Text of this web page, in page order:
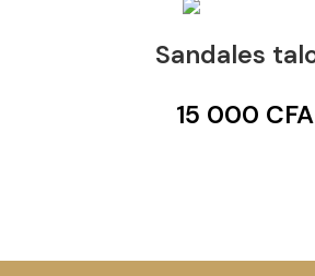
Sandales
15 000 CFA